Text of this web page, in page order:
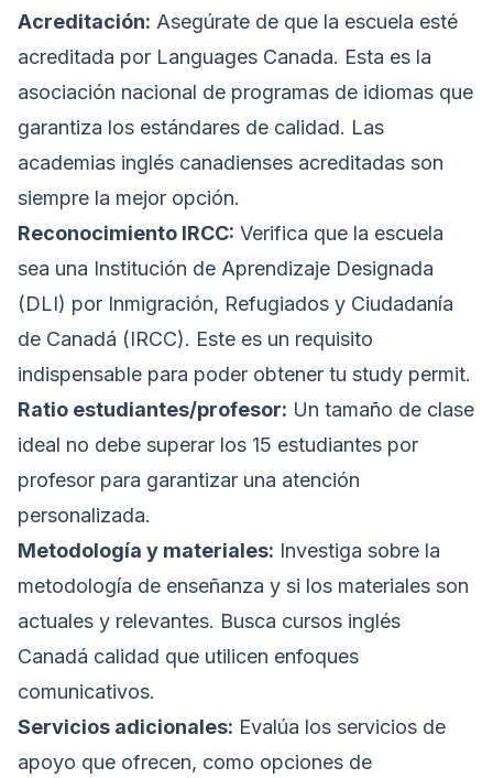
Acreditación: Asegúrate de que la escuela esté
acreditada por Languages Canada. Esta es la
asociación nacional de programas de idiomas que
garantiza los estándares de calidad. Las
academias inglés canadienses acreditadas son
siempre la mejor opción.
Reconocimiento IRCC: Verifica que la escuela
sea una Institución de Aprendizaje Designada
(DLI) por Inmigración, Refugiados y Ciudadanía
de Canadá (IRCC). Este es un requisito
indispensable para poder obtener tu study permit.
Ratio estudiantes/profesor: Un tamaño de clase
ideal no debe superar los 15 estudiantes por
profesor para garantizar una atención
personalizada.
Metodología y materiales: Investiga sobre la
metodología de enseñanza y si los materiales son
actuales y relevantes. Busca cursos inglés
Canadá calidad que utilicen enfoques
comunicativos.
Servicios adicionales: Evalúa los servicios de
apoyo que ofrecen, como opciones de